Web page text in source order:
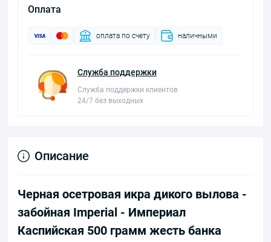
Оплата
оплата по счету наличными
Служба поддержки
Служба поддержки клиентов
24/7 без выходных
Описание
Черная осетровая икра дикого вылова -
забойная Imperial - Империал
Каспийская 500 грамм жесть банка